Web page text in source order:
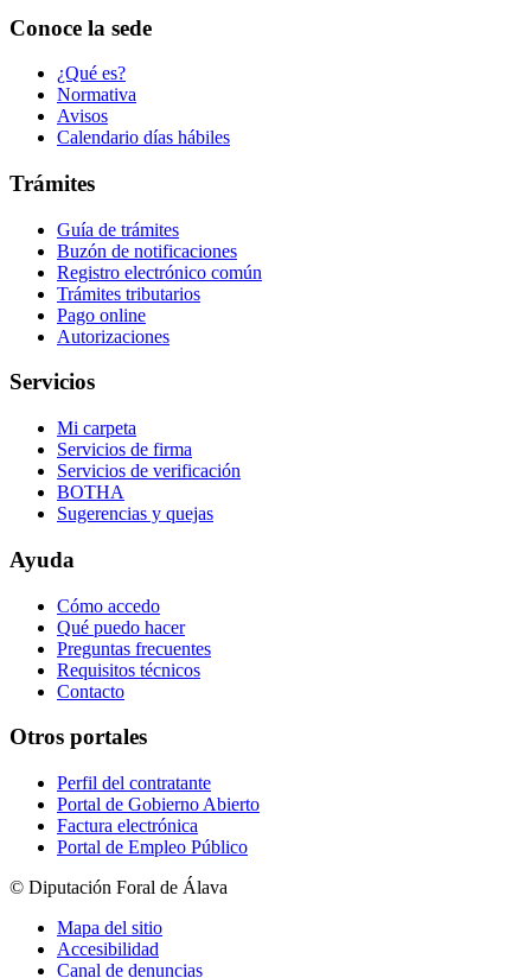
Conoce la sede
¿Qué es?
Normativa
Avisos
Calendario días hábiles
Trámites
Guía de trámites
Buzón de notificaciones
Registro electrónico común
Trámites tributarios
Pago online
Autorizaciones
Servicios
Mi carpeta
Servicios de firma
Servicios de verificación
BOTHA
Sugerencias y quejas
Ayuda
Cómo accedo
Qué puedo hacer
Preguntas frecuentes
Requisitos técnicos
Contacto
Otros portales
Perfil del contratante
Portal de Gobierno Abierto
Factura electrónica
Portal de Empleo Público
© Diputación Foral de Álava
Mapa del sitio
Accesibilidad
Canal de denuncias